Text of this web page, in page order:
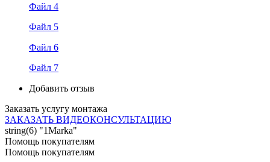
Файл 4
Файл 5
Файл 6
Файл 7
Добавить отзыв
Заказать услугу монтажа
ЗАКАЗАТЬ ВИДЕОКОНСУЛЬТАЦИЮ
string(6) "1Marka"
Помощь покупателям
Помощь покупателям